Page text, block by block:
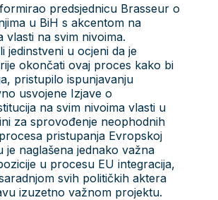
predsjednicu Brasseur o
u BiH s akcentom na
vlasti na svim nivoima.
jedinstveni u ocjeni da je
okončati ovaj proces kako bi
pristupilo ispunjavanju
usvojene Izjave o
na svim nivoima vlasti u
za sprovođenje neophodnih
pristupanja Evropskoj
je naglašena jednako važna
u procesu EU integracija,
svih političkih aktera
izuzetno važnom projektu.